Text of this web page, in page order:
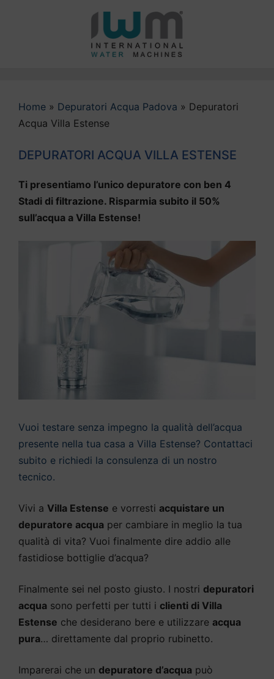
Home » Depuratori Acqua Padova » Depuratori
Acqua Villa Estense
DEPURATORI ACQUA VILLA ESTENSE
Ti presentiamo l’unico depuratore con ben 4
Stadi di filtrazione. Risparmia subito il 50%
sull’acqua a Villa Estense!
Vuoi testare senza impegno la qualità dell’acqua
presente nella tua casa a Villa Estense? Contattaci
subito e richiedi la consulenza di un nostro
tecnico.
Vivi a Villa Estense e vorresti acquistare un
depuratore acqua per cambiare in meglio la tua
qualità di vita? Vuoi finalmente dire addio alle
fastidiose bottiglie d’acqua?
Finalmente sei nel posto giusto. I nostri depuratori
acqua sono perfetti per tutti i clienti di Villa
Estense che desiderano bere e utilizzare acqua
pura… direttamente dal proprio rubinetto.
Imparerai che un depuratore d’acqua può